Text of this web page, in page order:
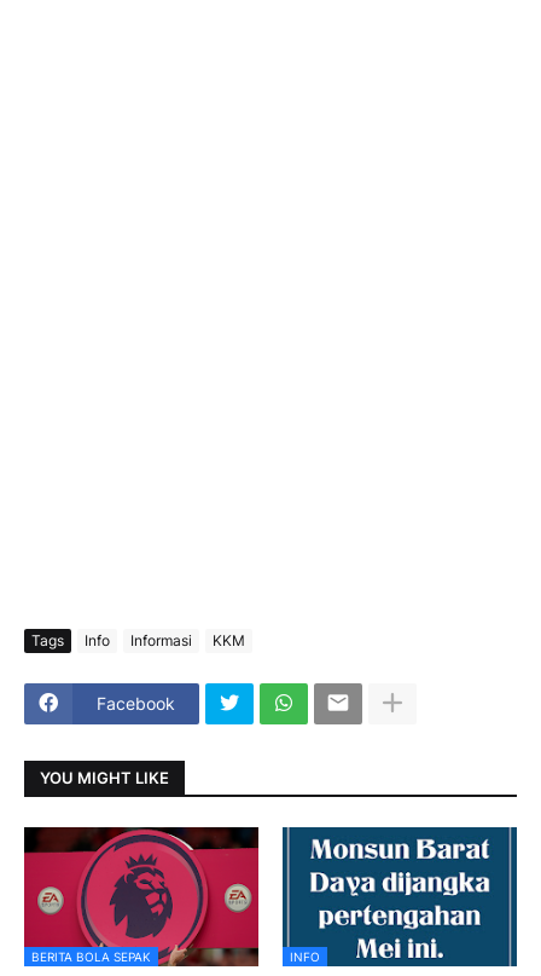
Tags Info Informasi KKM
Facebook
YOU MIGHT LIKE
BERITA BOLA SEPAK INFO